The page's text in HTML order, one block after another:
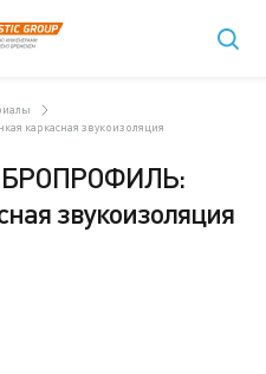
каркасная звукоизоляция
звукоизоляция